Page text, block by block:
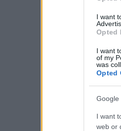
I want
Opted
I want
of my
was
Opted
Google
I want
web or